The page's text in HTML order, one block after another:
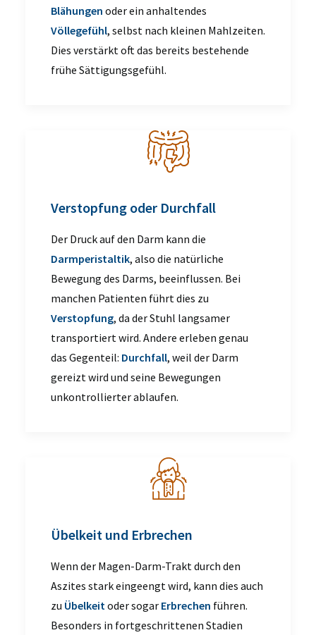
Blähungen oder ein anhaltendes
Völlegefühl, selbst nach kleinen Mahlzeiten.
Dies verstärkt oft das bereits bestehende
frühe Sättigungsgefühl.
Verstopfung oder Durchfall
Der Druck auf den Darm kann die
Darmperistaltik, also die natürliche
Bewegung des Darms, beeinflussen. Bei
manchen Patienten führt dies zu
Verstopfung, da der Stuhl langsamer
transportiert wird. Andere erleben genau
das Gegenteil: Durchfall, weil der Darm
gereizt wird und seine Bewegungen
unkontrollierter ablaufen.
Übelkeit und Erbrechen
Wenn der Magen-Darm-Trakt durch den
Aszites stark eingeengt wird, kann dies auch
zu Übelkeitoder sogar Erbrechen führen.
Besonders in fortgeschrittenen Stadien